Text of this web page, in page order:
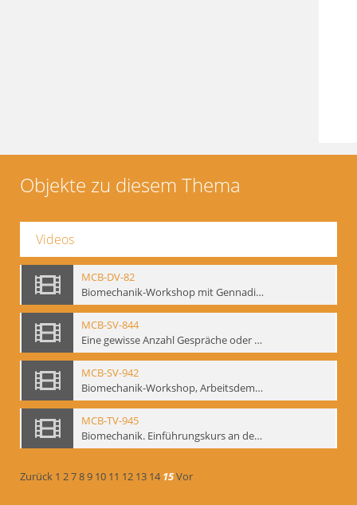
Objekte zu diesem Thema
Videos
MCB-DV-82
Biomechanik-Workshop mit Gennadij Bogdanow, Berlin, 1997
MCB-SV-844
Eine gewisse Anzahl Gespräche oder das völlig unbearbeitete Stundenbuch, Berlin 1995.
MCB-SV-942
Biomechanik-Workshop, Arbeitsdemonstration in der Staatsoper unter den Linden 2002
MCB-TV-945
Biomechanik. Einführungskurs an der HfS "Ernst Busch" 1995 (Vorarbeiten zu den Inszenierungen von T. Ostermeier u. Chr. v. Treskow). Teil 2
Zurück 1 2789 10 11 12 13 14 15Vor